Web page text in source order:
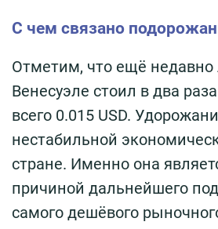
С чем связано
Отметим, что ещё недавно
Венесуэле стоил в два
всего 0.015 USD.
нестабильной
стране. Именно она
причиной дальнейшего
самого дешёвого